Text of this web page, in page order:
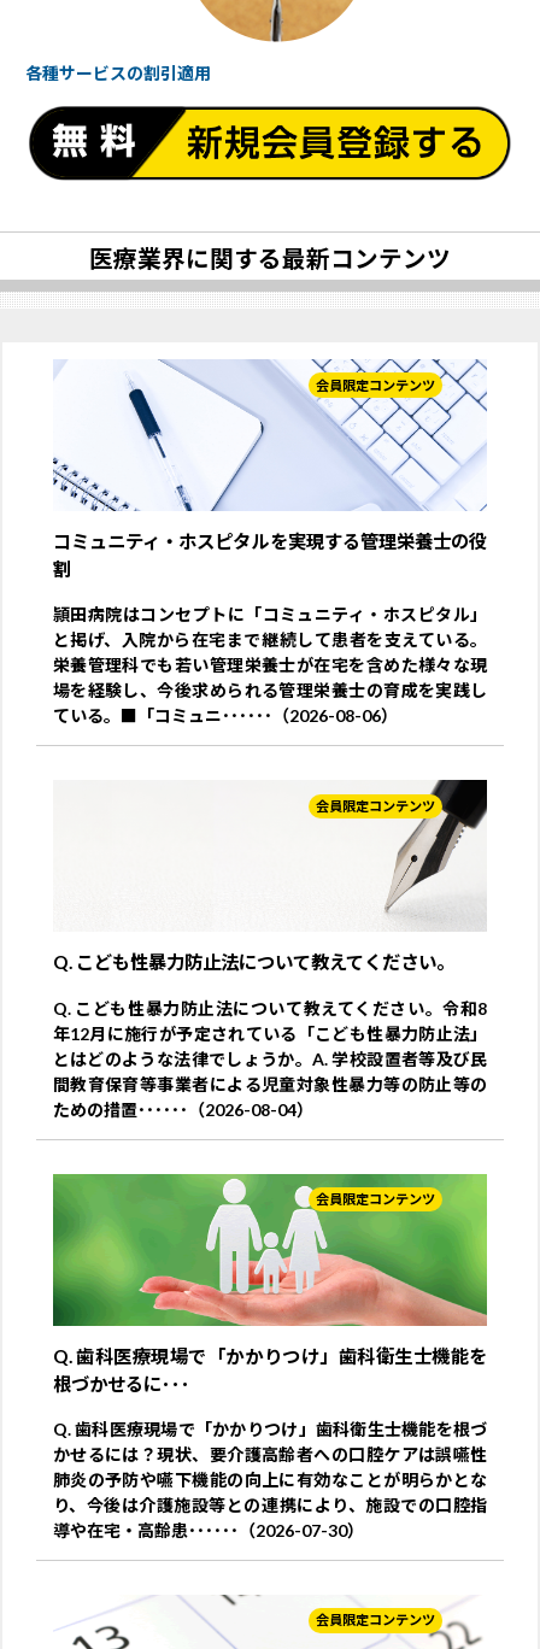
各種サービスの割引適用
医療業界に関する最新コンテンツ
会員限定コンテンツ
コミュニティ・ホスピタルを実現する管理栄養士の役
割
頴田病院はコンセプトに「コミュニティ・ホスピタル」
と掲げ、入院から在宅まで継続して患者を支えている。
栄養管理科でも若い管理栄養士が在宅を含めた様々な現
場を経験し、今後求められる管理栄養士の育成を実践し
ている。■「コミュニ･･････（2026-08-06）
会員限定コンテンツ
Q. こども性暴力防止法について教えてください。
Q. こども性暴力防止法について教えてください。令和8
年12月に施行が予定されている「こども性暴力防止法」
とはどのような法律でしょうか。A. 学校設置者等及び民
間教育保育等事業者による児童対象性暴力等の防止等の
ための措置･･････（2026-08-04）
会員限定コンテンツ
Q. 歯科医療現場で「かかりつけ」歯科衛生士機能を
根づかせるに･･･
Q. 歯科医療現場で「かかりつけ」歯科衛生士機能を根づ
かせるには？現状、要介護高齢者への口腔ケアは誤嚥性
肺炎の予防や嚥下機能の向上に有効なことが明らかとな
り、今後は介護施設等との連携により、施設での口腔指
導や在宅・高齢患･･････（2026-07-30）
会員限定コンテンツ